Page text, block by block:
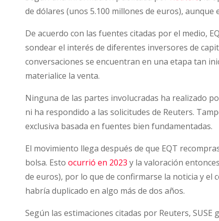
SUSE
por
hasta
dólares
de dólares (unos 5.100 millones de euros),
De acuerdo con las fuentes citadas por el medio,
sondear el interés de diferentes inversores de
conversaciones se encuentran en una etapa tan
materialice la venta.
Ninguna de las partes involucradas ha realizado
ni ha respondido a las solicitudes de Reuters.
exclusiva basada en fuentes bien fundamentadas.
El movimiento llega después de que EQT
bolsa. Esto ocurrió en 2023 y la valoración
de euros), por lo que de confirmarse la noticia y el
habría duplicado en algo más de dos años.
Según las estimaciones citadas por Reuters, SUSE